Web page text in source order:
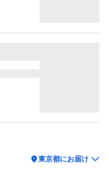
location_on東京都にお届け